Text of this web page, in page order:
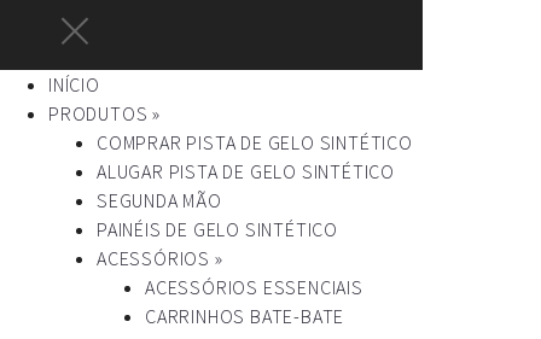
INÍCIO
PRODUTOS »
COMPRAR PISTA DE GELO SINTÉTICO
ALUGAR PISTA DE GELO SINTÉTICO
SEGUNDA MÃO
PAINÉIS DE GELO SINTÉTICO
ACESSÓRIOS »
ACESSÓRIOS ESSENCIAIS
CARRINHOS BATE-BATE